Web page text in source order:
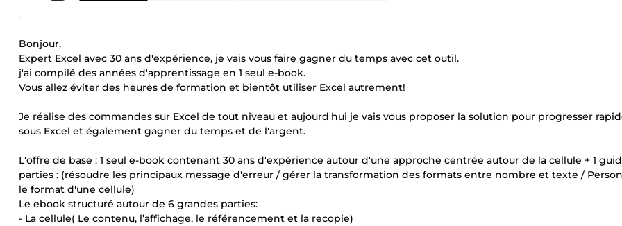
Bonjour,
Expert Excel avec 30 ans d'expérience, je vais vous faire gagner du temps avec cet outil.
j'ai compilé des années d'apprentissage en 1 seul e-book.
Vous allez éviter des heures de formation et bientôt utiliser Excel autrement!
Je réalise des commandes sur Excel de tout niveau et aujourd'hui je vais vous proposer la solution pour progresser
sous Excel et également gagner du temps et de l'argent.
L'offre de base : 1 seul e-book contenant 30 ans d'expérience autour d'une approche centrée autour de la cellule + 1
parties : (résoudre les principaux message d'erreur / gérer la transformation des formats entre nombre et texte /
le format d'une cellule)
Le ebook structuré autour de 6 grandes parties:
- La cellule( Le contenu, l’affichage, le référencement et la recopie)